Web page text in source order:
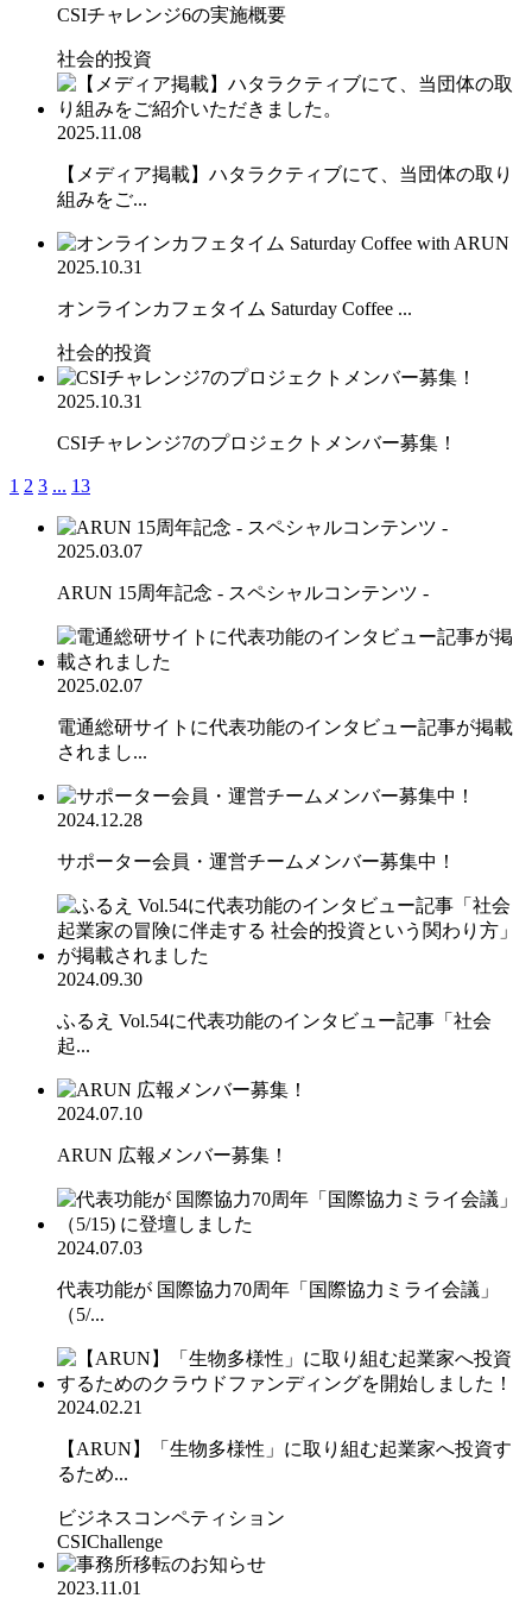
CSIチャレンジ6の実施概要
社会的投資
2025.11.08
【メディア掲載】ハタラクティブにて、当団体の取り
組みをご...
2025.10.31
オンラインカフェタイム Saturday Coffee ...
社会的投資
2025.10.31
CSIチャレンジ7のプロジェクトメンバー募集！
1 2 3 ... 13
2025.03.07
ARUN 15周年記念 - スペシャルコンテンツ -
2025.02.07
電通総研サイトに代表功能のインタビュー記事が掲載
されまし...
2024.12.28
サポーター会員・運営チームメンバー募集中！
2024.09.30
ふるえ Vol.54に代表功能のインタビュー記事「社会
起...
2024.07.10
ARUN 広報メンバー募集！
2024.07.03
代表功能が 国際協力70周年「国際協力ミライ会議」
（5/...
2024.02.21
【ARUN】「生物多様性」に取り組む起業家へ投資す
るため...
ビジネスコンペティション
CSIChallenge
2023.11.01